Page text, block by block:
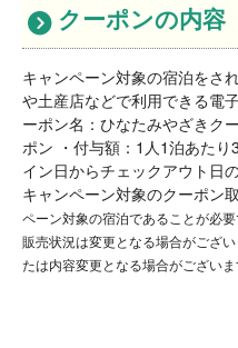
クーポンの内容
キャンペーン対象の宿泊をさ
や土産店などで利用できる電
ーポン名：ひなたみやざきク
ポン ・付与額：1人1泊あた
イン日からチェックアウト日
キャンペーン対象のクーポン
ペーン対象の宿泊であることが必
販売状況は変更となる場合がござ
たは内容変更となる場合がございま